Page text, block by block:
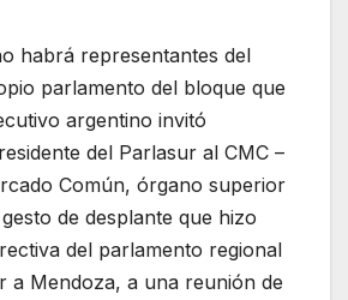
habrá representantes del
parlamento del bloque que
argentino invitó
del Parlasur al CMC –
Común, órgano superior
de desplante que hizo
del parlamento regional
a Mendoza, a una reunión de